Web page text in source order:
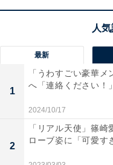
最新
1
「うわすごい豪華
へ「連絡ください！
2024/10/17
2
「リアル天使」篠
ローブ姿に「可愛す